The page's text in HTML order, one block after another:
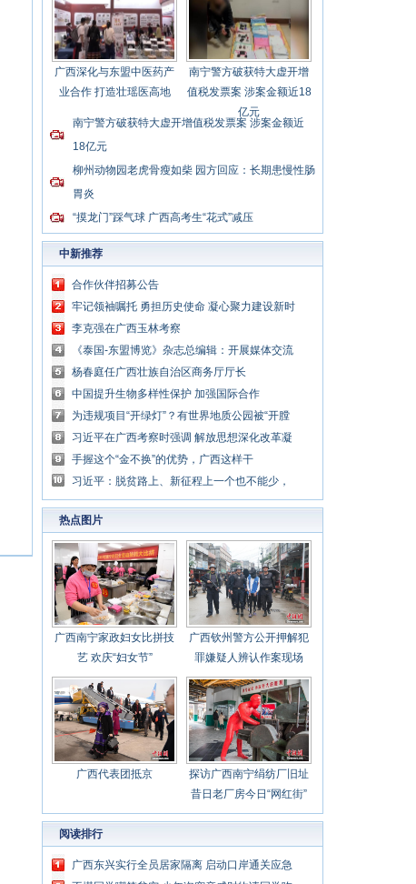
广西深化与东盟中医药产
业合作 打造壮瑶医高地
南宁警方破获特大虚开增
值税发票案 涉案金额近18
亿元
南宁警方破获特大虚开增值税发票案 涉案金额近
18亿元
柳州动物园老虎骨瘦如柴 园方回应：长期患慢性肠
胃炎
“摸龙门”踩气球 广西高考生“花式”减压
中新推荐
合作伙伴招募公告
牢记领袖嘱托 勇担历史使命 凝心聚力建设新时
代中国特色社会主义壮美广西
李克强在广西玉林考察
《泰国-东盟博览》杂志总编辑：开展媒体交流
讲好中国与东盟合作故事
杨春庭任广西壮族自治区商务厅厅长
中国提升生物多样性保护 加强国际合作
为违规项目“开绿灯”？有世界地质公园被“开膛
破肚”
习近平在广西考察时强调 解放思想深化改革凝
心聚力担当实干 建设新时代中国特色社会主义
壮美
手握这个“金不换”的优势，广西这样干
习近平：脱贫路上、新征程上一个也不能少，
中国共产党说话算数
热点图片
广西南宁家政妇女比拼技
艺 欢庆“妇女节”
广西钦州警方公开押解犯
罪嫌疑人辨认作案现场
广西代表团抵京
探访广西南宁绢纺厂旧址
昔日老厂房今日“网红街”
阅读排行
广西东兴实行全员居家隔离 启动口岸通关应急